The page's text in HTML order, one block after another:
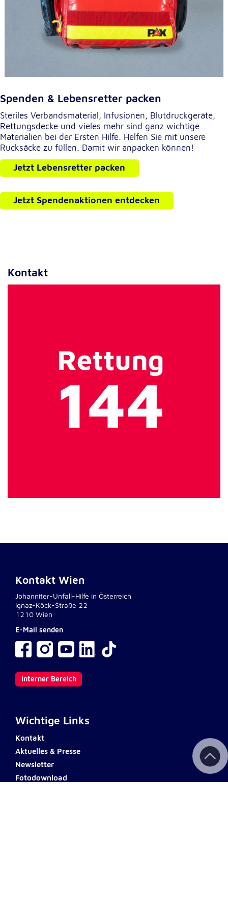
Spenden & Lebensretter packen
Steriles Verbandsmaterial, Infusionen, Blutdruckgeräte,
Rettungsdecke und vieles mehr sind ganz wichtige
Materialien bei der Ersten Hilfe. Helfen Sie mit unsere
Rucksäcke zu füllen. Damit wir anpacken können!
Jetzt Lebensretter packen
Jetzt Spendenaktionen entdecken
Kontakt
Kontakt Wien
Johanniter-Unfall-Hilfe in Österreich
Ignaz-Köck-Straße 22
1210 Wien
E-Mail senden
interner Bereich
Wichtige Links
Kontakt
Aktuelles & Presse
Newsletter
Fotodownload
Externe Dienste
Um Inhalte von Videoplattformen und
Kartendiensten anzeigen zu können, werden von
diesen externen Diensten Cookies gesetzt.
Google LLC
Zweck:
Einbinden und Anzeigen von Videos
Google Maps
NID
Cookie Laufzeit:
6 Monate